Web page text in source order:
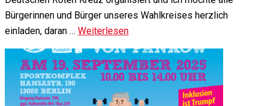
Bürgerinnen und Bürger unseres Wahlkreises herzlich
einladen, daran … Weiterlesen